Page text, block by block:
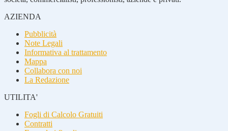
AZIENDA
Pubblicità
Note Legali
Informativa al trattamento
Mappa
Collabora con noi
La Redazione
UTILITA'
Fogli di Calcolo Gratuiti
Contratti